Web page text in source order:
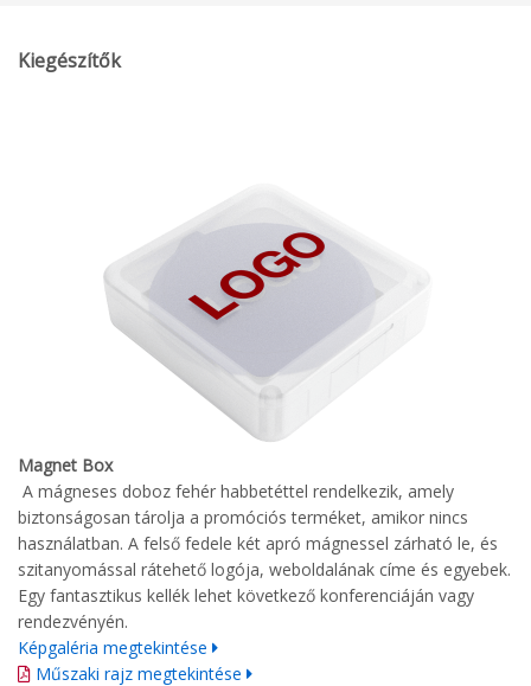
Kiegészítők
Magnet Box
A mágneses doboz fehér habbetéttel rendelkezik, amely
biztonságosan tárolja a promóciós terméket, amikor nincs
használatban. A felső fedele két apró mágnessel zárható le, és
szitanyomással rátehető logója, weboldalának címe és egyebek.
Egy fantasztikus kellék lehet következő konferenciáján vagy
rendezvényén.
Képgaléria megtekintése
Műszaki rajz megtekintése